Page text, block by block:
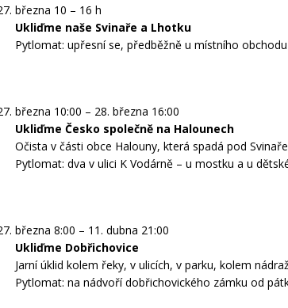
března 10 – 16 h
Ukliďme naše Svinaře a Lhotku
Pytlomat: upřesní se, předběžně u místního obchodu
března 10:00 – 28. března 16:00
Ukliďme Česko společně na Halounech
Očista v části obce Halouny, která spadá pod
Pytlomat: dva v ulici K Vodárně – u mostku a u
března 8:00 – 11. dubna 21:00
Ukliďme Dobřichovice
Jarní úklid kolem řeky, v ulicích, v parku, kolem
Pytlomat: na nádvoří dobřichovického zámku od